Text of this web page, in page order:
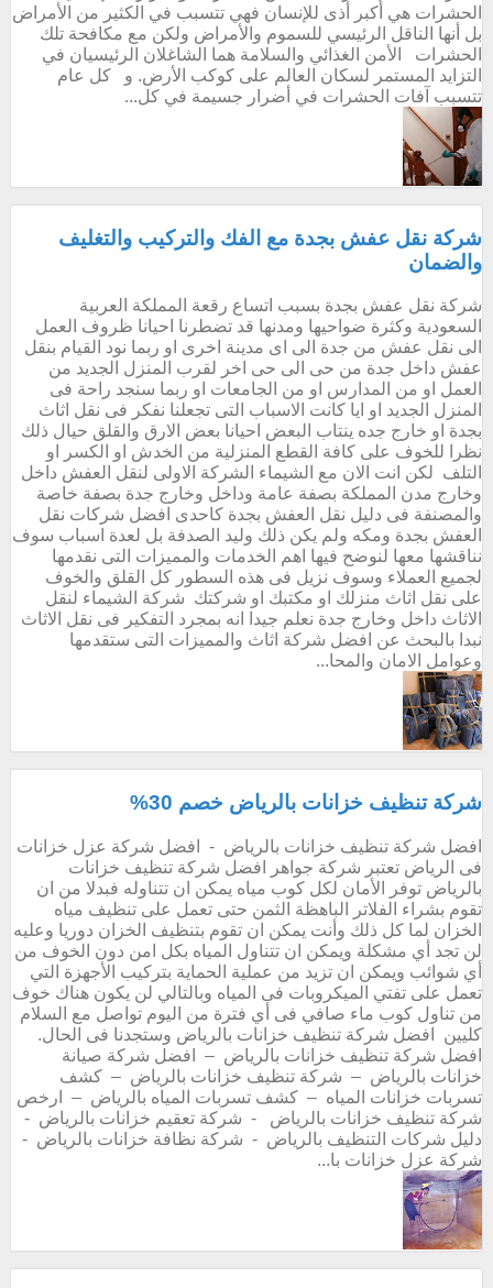
الحشرات هي أكبر أذى للإنسان فهي تتسبب في الكثير من الأمراض
بل أنها الناقل الرئيسي للسموم والأمراض ولكن مع مكافحة تلك
الحشرات الأمن الغذائي والسلامة هما الشاغلان الرئيسيان في
التزايد المستمر لسكان العالم على كوكب الأرض. و كل عام
تتسبب آفات الحشرات في أضرار جسيمة في كل...
شركة نقل عفش بجدة مع الفك والتركيب والتغليف
والضمان
شركة نقل عفش بجدة بسبب اتساع رقعة المملكة العربية
السعودية وكثرة ضواحيها ومدنها قد تضطرنا احيانا ظروف العمل
الى نقل عفش من جدة الى اى مدينة اخرى او ربما نود القيام بنقل
عفش داخل جدة من حى الى حى اخر لقرب المنزل الجديد من
العمل او من المدارس او من الجامعات او ربما سنجد راحة فى
المنزل الجديد او ايا كانت الاسباب التى تجعلنا نفكر فى نقل اثاث
بجدة او خارج جده ينتاب البعض احيانا بعض الارق والقلق حيال ذلك
نظرا للخوف على كافة القطع المنزلية من الخدش او الكسر او
التلف لكن انت الان مع الشيماء الشركة الاولى لنقل العفش داخل
وخارج مدن المملكة بصفة عامة وداخل وخارج جدة بصفة خاصة
والمصنفة فى دليل نقل العفش بجدة كاحدى افضل شركات نقل
العفش بجدة ومكه ولم يكن ذلك وليد الصدفة بل لعدة اسباب سوف
نناقشها معها لنوضح فيها اهم الخدمات والمميزات التى نقدمها
لجميع العملاء وسوف نزيل فى هذه السطور كل القلق والخوف
على نقل اثاث منزلك او مكتبك او شركتك شركة الشيماء لنقل
الاثاث داخل وخارج جدة نعلم جيدا انه بمجرد التفكير فى نقل الاثاث
نبدا بالبحث عن افضل شركة اثاث والمميزات التى ستقدمها
وعوامل الامان والمحا...
شركة تنظيف خزانات بالرياض خصم 30%
افضل شركة تنظيف خزانات بالرياض - افضل شركة عزل خزانات
فى الرياض تعتبر شركة جواهر افضل شركة تنظيف خزانات
بالرياض توفر الأمان لكل كوب مياه يمكن ان تتناوله فبدلا من ان
تقوم بشراء الفلاتر الباهظة الثمن حتى تعمل على تنظيف مياه
الخزان لما كل ذلك وأنت يمكن ان تقوم بتنظيف الخزان دوريا وعليه
لن تجد أي مشكلة ويمكن ان تتناول المياه بكل امن دون الخوف من
أي شوائب ويمكن ان تزيد من عملية الحماية بتركيب الأجهزة التي
تعمل على تفتي الميكروبات فى المياه وبالتالي لن يكون هناك خوف
من تناول كوب ماء صافي فى أي فترة من اليوم تواصل مع السلام
كليين افضل شركة تنظيف خزانات بالرياض وستجدنا فى الحال.
افضل شركة تنظيف خزانات بالرياض – افضل شركة صيانة
خزانات بالرياض – شركة تنظيف خزانات بالرياض – كشف
تسربات خزانات المياه – كشف تسربات المياه بالرياض – ارخص
شركة تنظيف خزانات بالرياض - شركة تعقيم خزانات بالرياض -
دليل شركات التنظيف بالرياض - شركة نظافة خزانات بالرياض -
شركة عزل خزانات با...